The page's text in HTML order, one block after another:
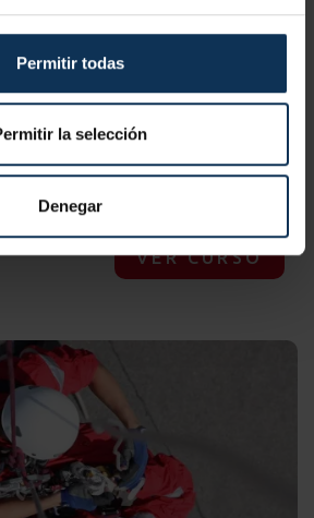
Permitir todas
la selección
Denegar
EN ALTURAS TELCO 2
Reciclaje Telco
horas
VER CURSO